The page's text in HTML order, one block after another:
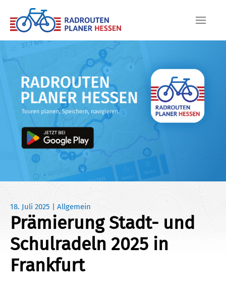
Skip to main content
18. Juli 2025 | Allgemein
Prämierung Stadt- und
Schulradeln 2025 in
Frankfurt